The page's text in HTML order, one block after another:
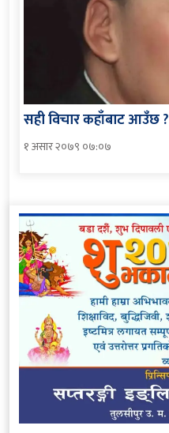
सही विचार कहाँबाट आउँछ ?
१ असार २०७९ ०७:०७